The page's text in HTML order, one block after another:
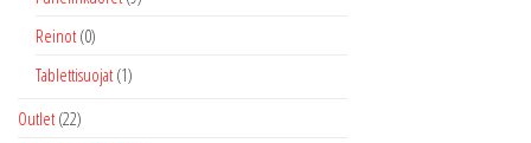
Reinot (0)
Tablettisuojat (1)
Outlet (22)